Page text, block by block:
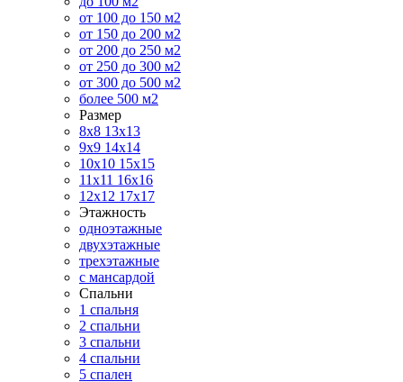
от 100 до 150 м2
от 150 до 200 м2
от 200 до 250 м2
от 250 до 300 м2
от 300 до 500 м2
более 500 м2
Размер
8х8 13х13
9х9 14х14
10х10 15х15
11x11 16х16
12х12 17х17
Этажность
одноэтажные
двухэтажные
трехэтажные
с мансардой
Спальни
1 спальня
2 спальни
3 спальни
4 спальни
5 спален